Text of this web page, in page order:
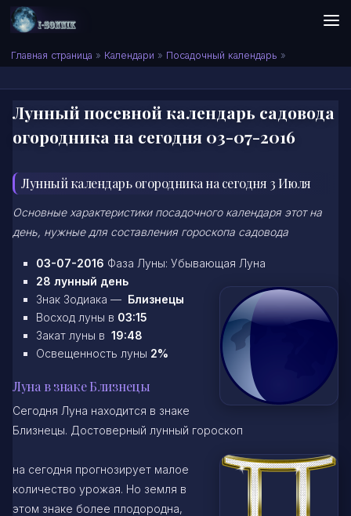
Skip to content
Сонник I-SONNIK.COM
Главная страница » Календари » Посадочный календарь »
Лунный посевной календарь садовода
огородника на сегодня 03-07-2016
Лунный календарь огородника на сегодня 3 Июля
Основные характеристики посадочного календаря этот на
день, нужные для составления гороскопа садовода
03-07-2016 Фаза Луны: Убывающая Луна
28 лунный день
Знак Зодиака — Близнецы
Восход луны в 03:15
Закат луны в 19:48
Освещенность луны 2%
Луна в знаке Близнецы
Сегодня Луна находится в знаке
Близнецы. Достоверный лунный гороскоп
на сегодня прогнозирует малое
количество урожая. Но земля в
этом знаке более плодородна,